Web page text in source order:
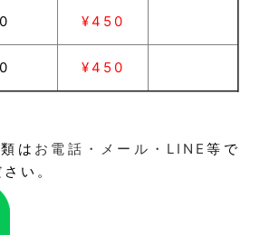
¥450
¥450
は お電話・メール・LINE等で
い。